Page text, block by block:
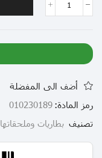
أضف الى المفضلة
رمز المادة: 010230189
تصنيف بطاريات وملحقاتها